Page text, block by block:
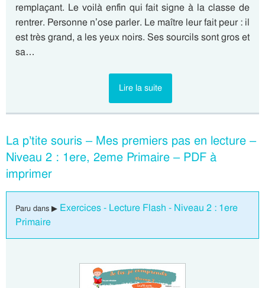
remplaçant. Le voilà enfin qui fait signe à la classe de
rentrer. Personne n’ose parler. Le maître leur fait peur : il
est très grand, a les yeux noirs. Ses sourcils sont gros et
sa…
Lire la suite
La p’tite souris – Mes premiers pas en lecture –
Niveau 2 : 1ere, 2eme Primaire – PDF à
imprimer
Paru dans ▶ Exercices - Lecture Flash - Niveau 2 : 1ere
Primaire